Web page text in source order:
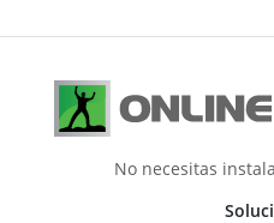
No necesitas